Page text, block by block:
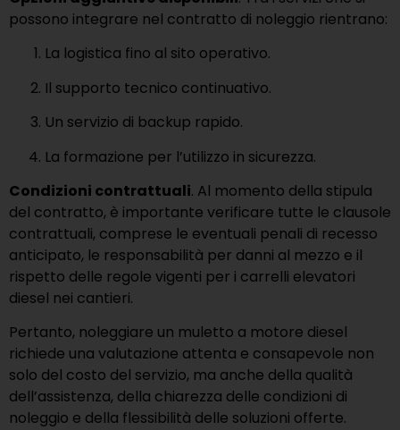
possono integrare nel contratto di noleggio rientrano:
La logistica fino al sito operativo.
Il supporto tecnico continuativo.
Un servizio di backup rapido.
La formazione per l’utilizzo in sicurezza.
Condizioni contrattuali. Al momento della stipula
del contratto, è importante verificare tutte le clausole
contrattuali, comprese le eventuali penali di recesso
anticipato, le responsabilità per danni al mezzo e il
rispetto delle regole vigenti per i carrelli elevatori
diesel nei cantieri.
Pertanto, noleggiare un muletto a motore diesel
richiede una valutazione attenta e consapevole non
solo del costo del servizio, ma anche della qualità
dell’assistenza, della chiarezza delle condizioni di
noleggio e della flessibilità delle soluzioni offerte.